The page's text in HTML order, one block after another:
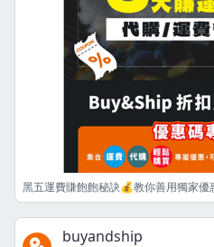
黑五運費賺飽飽秘訣💰教你善用獨家
buyandship